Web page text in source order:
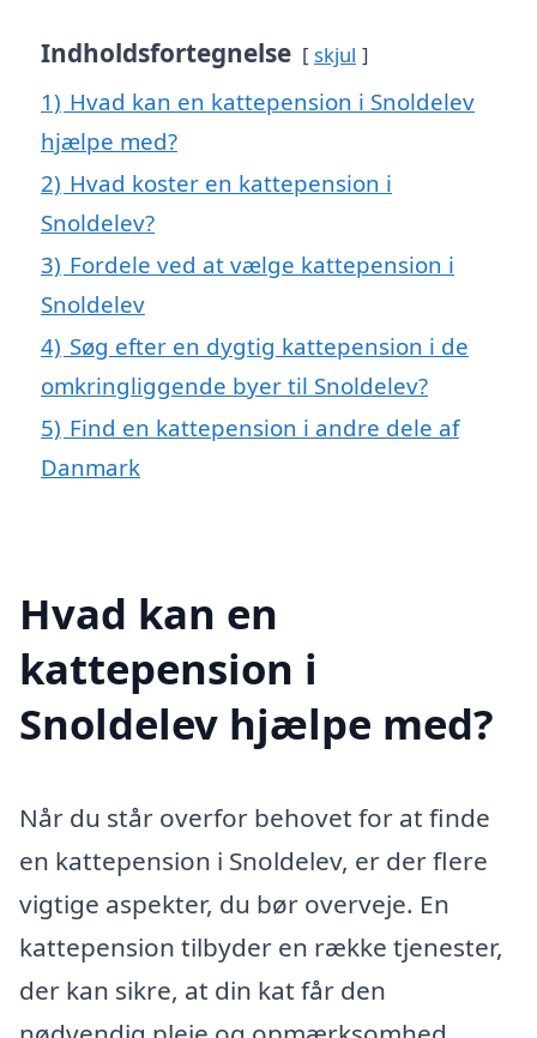
Indholdsfortegnelse skjul
1) Hvad kan en kattepension i Snoldelev
hjælpe med?
2) Hvad koster en kattepension i
Snoldelev?
3) Fordele ved at vælge kattepension i
Snoldelev
4) Søg efter en dygtig kattepension i de
omkringliggende byer til Snoldelev?
5) Find en kattepension i andre dele af
Danmark
Hvad kan en
kattepension i
Snoldelev hjælpe med?
Når du står overfor behovet for at finde
en kattepension i Snoldelev, er der flere
vigtige aspekter, du bør overveje. En
kattepension tilbyder en række tjenester,
der kan sikre, at din kat får den